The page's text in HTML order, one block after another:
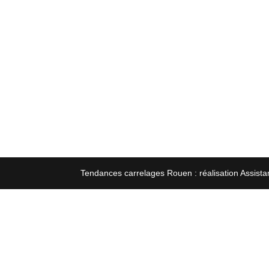
Tendances carrelages Rouen : réalisation